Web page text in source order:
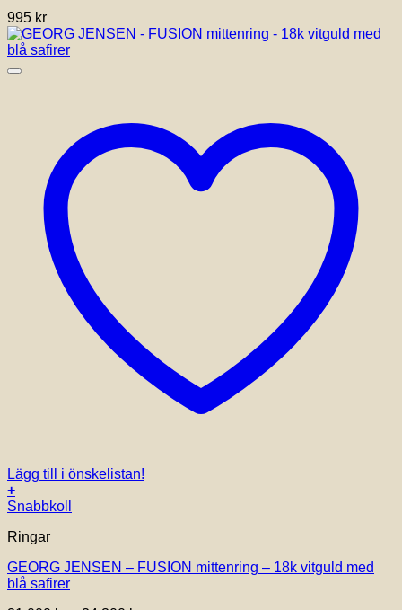
995 kr
Lägg till i önskelistan!
+
Den
produkten
flera
varianter.
Snabbkoll
Ringar
GEORG JENSEN – FUSION mittenring – 18k vitguld med
blå safirer